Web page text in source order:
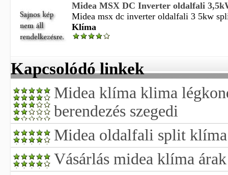
Midea MSX DC Inverter oldalfali
Midea msx dc inverter oldalfali 3 5kw
Klíma
Kapcsolódó linkek
Midea klíma klima
berendezés szegedi
Midea oldalfali split klíma
Vásárlás midea klíma árak